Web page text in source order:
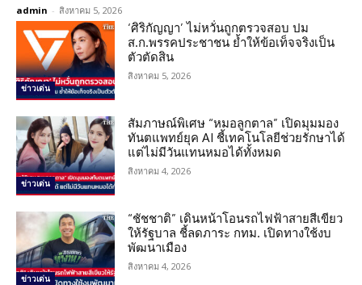
admin - สิงหาคม 5, 2026
ข่าวเด่น
‘ศิริกัญญา’ ไม่หวั่นถูกตรวจสอบ ปม
ส.ก.พรรคประชาชน ย้ำให้ข้อเท็จจริงเป็น
ตัวตัดสิน
สิงหาคม 5, 2026
ข่าวเด่น
สัมภาษณ์พิเศษ “หมอลูกตาล” เปิดมุมมอง
ทันตแพทย์ยุค AI ชี้เทคโนโลยีช่วยรักษาได้
แต่ไม่มีวันแทนหมอได้ทั้งหมด
สิงหาคม 4, 2026
ข่าวเด่น
“ชัชชาติ” เดินหน้าโอนรถไฟฟ้าสายสีเขียว
ให้รัฐบาล ชี้ลดภาระ กทม. เปิดทางใช้งบ
พัฒนาเมือง
สิงหาคม 4, 2026